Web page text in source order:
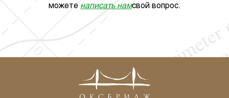
можете написать намсвой вопрос.